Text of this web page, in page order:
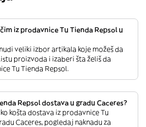
iz prodavnice Tu Tienda Repsol u
veliki izbor artikala koje možeš da
proizvoda i izaberi šta želiš da
Tu Tienda Repsol.
Repsol dostava u gradu Caceres?
košta dostava iz prodavnice Tu
Caceres, pogledaj naknadu za